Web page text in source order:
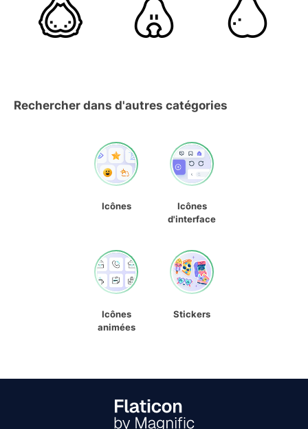
Rechercher dans d'autres catégories
Icônes
Icônes
d'interface
Icônes
animées
Stickers